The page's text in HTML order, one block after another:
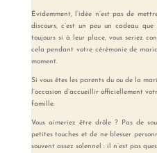
Évidemment, l’idée n’est pas de
discours, c’est un peu un cadeau
toujours si à leur place, vous seriez
cela pendant votre cérémonie de
moment.
Si vous êtes les parents du ou de la
l’occasion d’accueillir officiellement
famille.
Vous aimeriez être drôle ? Pas de
petites touches et de ne blesser
souvent assez solennel : il n’est pas